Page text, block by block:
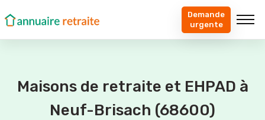
Demande
urgente
Maisons de retraite et EHPAD à
Neuf-Brisach (68600)